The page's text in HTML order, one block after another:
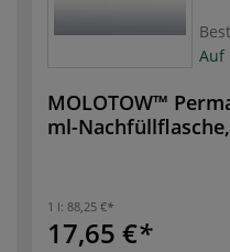
Auf
MOLOTOW™
ml-
1 l: 88,25 €
17,65 €